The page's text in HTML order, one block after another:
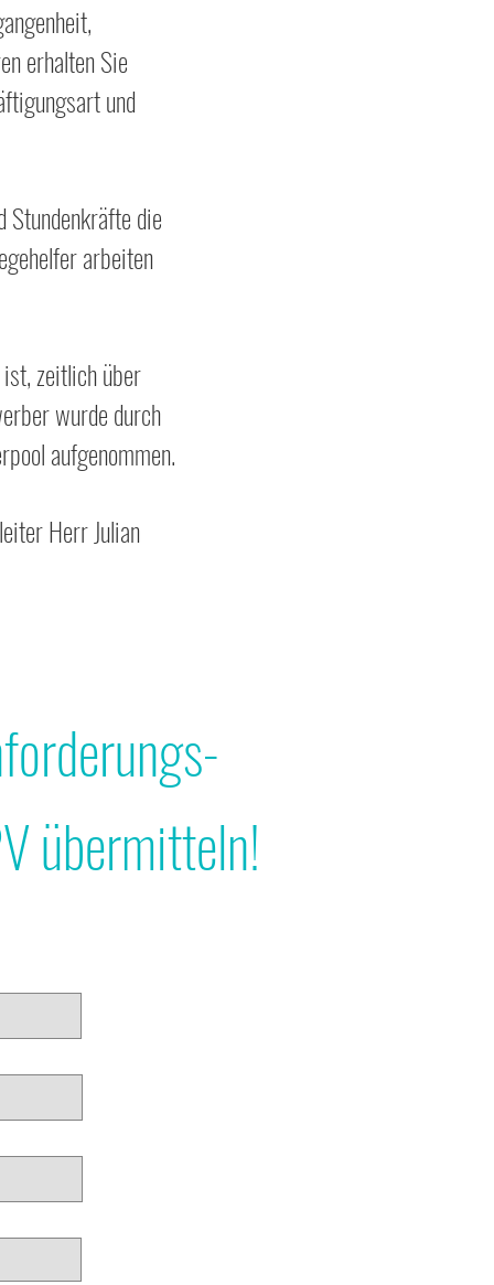
erhalten Sie
und
die
arbeiten
zeitlich über
wurde durch
aufgenommen.
Herr Julian
übermitteln!